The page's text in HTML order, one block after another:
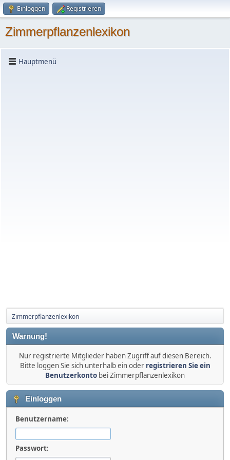
Einloggen Registrieren
Zimmerpflanzenlexikon
Hauptmenü
Zimmerpflanzenlexikon
Warnung!
Nur registrierte Mitglieder haben Zugriff auf diesen Bereich.
Bitte loggen Sie sich unterhalb ein oder registrieren Sie ein
Benutzerkonto bei Zimmerpflanzenlexikon
Einloggen
Benutzername:
Passwort: